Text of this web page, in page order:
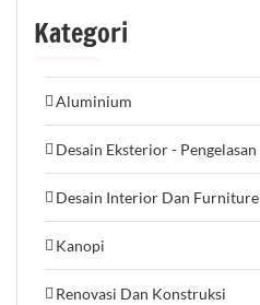
Kategori
Aluminium
Desain Eksterior - Pengelasan
Desain Interior Dan Furniture
Kanopi
Renovasi Dan Konstruksi